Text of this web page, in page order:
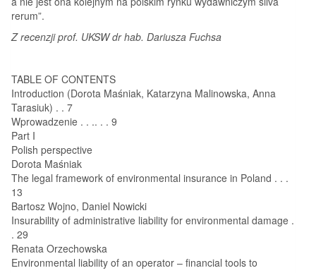
rerum”.
Z recenzji prof. UKSW dr hab. Dariusza Fuchsa
TABLE OF CONTENTS
Introduction (Dorota Maśniak, Katarzyna Malinowska, Anna
Tarasiuk) . . 7
Wprowadzenie . . .. . . 9
Part I
Polish perspective
Dorota Maśniak
The legal framework of environmental insurance in Poland . . .
13
Bartosz Wojno, Daniel Nowicki
Insurability of administrative liability for environmental damage .
. 29
Renata Orzechowska
Environmental liability of an operator – financial tools to